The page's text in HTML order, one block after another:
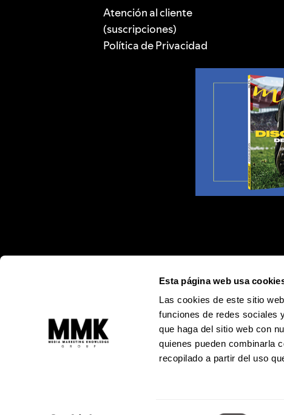
Esta página web usa
Las cookies de este sitio
funciones de redes sociales
que haga del sitio web con
quienes pueden combinarla
recopilado a partir del uso
Atención al cliente
(suscripciones)
Política de Privacidad